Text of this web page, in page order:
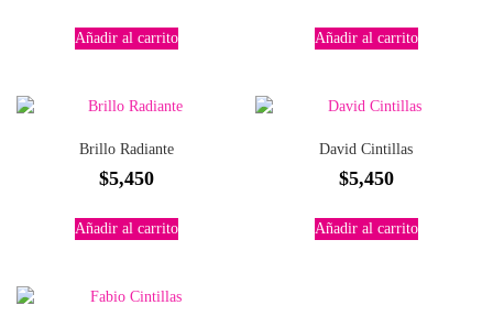
Añadir al carrito Añadir al carrito
Brillo Radiante
$5,450
Añadir al carrito
David Cintillas
$5,450
Añadir al carrito